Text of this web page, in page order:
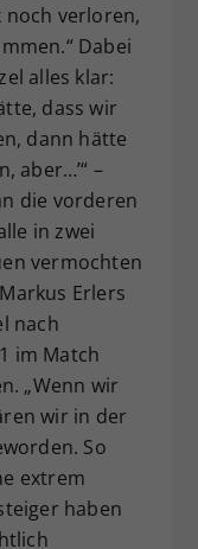
noch verloren,
Dabei
alles klar:
dass wir
dann hätte
aber…’“ –
die vorderen
in zwei
vermochten
Erlers
nach
im Match
„Wenn wir
wir in der
So
extrem
haben